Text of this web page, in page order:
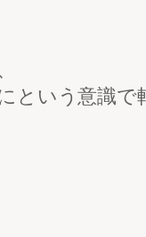
という意識